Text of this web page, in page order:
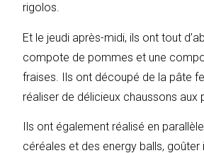
rigolos.
Et le jeudi après-midi, ils ont tout
compote de pommes et une
fraises. Ils ont découpé de la pâte
réaliser de délicieux chaussons aux
Ils ont également réalisé en
céréales et des energy balls, goûter